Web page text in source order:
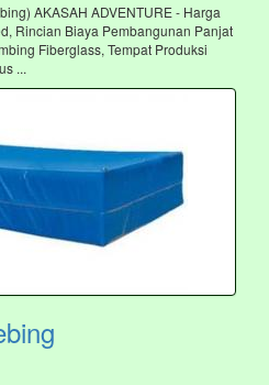
AKASAH ADVENTURE - Harga
Rincian Biaya Pembangunan Panjat
Fiberglass, Tempat Produksi
...